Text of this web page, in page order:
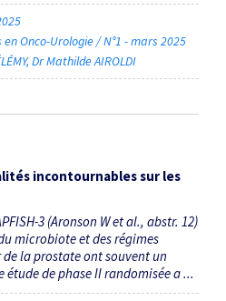
Onco-Urologie / N°1 - mars 2025
Dr Mathilde AIROLDI
incontournables sur les
3 (Aronson W et al., abstr. 12)
microbiote et des régimes
la prostate ont souvent un
de phase II randomisée a ...